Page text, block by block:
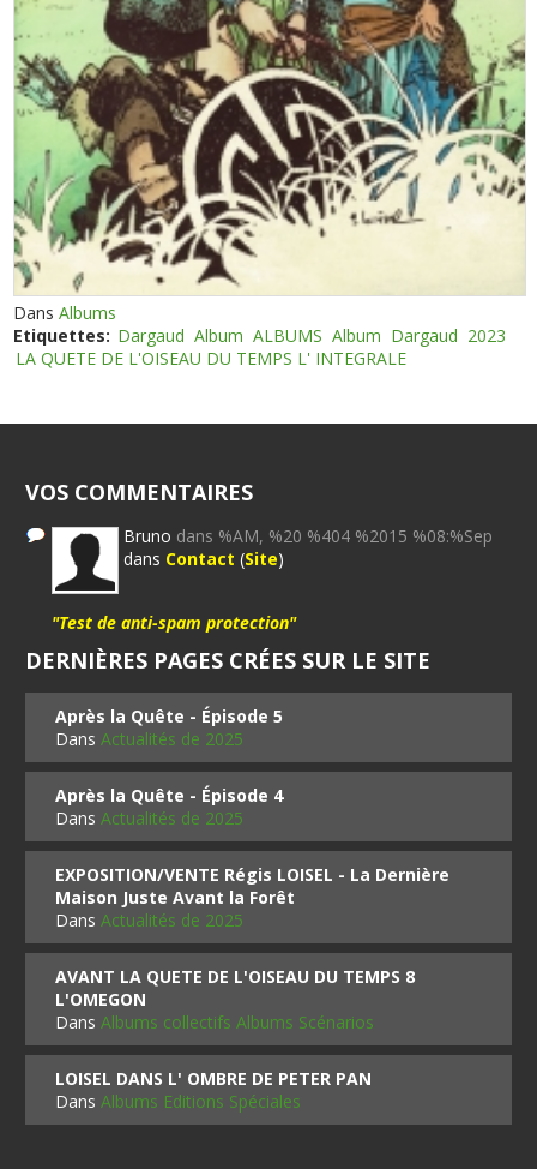
DansAlbums
Etiquettes: Dargaud Album ALBUMS Album Dargaud 2023
LA QUETE DE L'OISEAU DU TEMPS L' INTEGRALE
VOS COMMENTAIRES
Bruno dans %AM, %20 %404 %2015 %08:%Sep
dans Contact (Site)
"Test de anti-spam protection"
DERNIÈRES PAGES CRÉES SUR LE SITE
Après la Quête - Épisode 5
DansActualités de 2025
Après la Quête - Épisode 4
DansActualités de 2025
EXPOSITION/VENTE Régis LOISEL - La Dernière
Maison Juste Avant la Forêt
DansActualités de 2025
AVANT LA QUETE DE L'OISEAU DU TEMPS 8
L'OMEGON
DansAlbums collectifs Albums Scénarios
LOISEL DANS L' OMBRE DE PETER PAN
DansAlbums Editions Spéciales